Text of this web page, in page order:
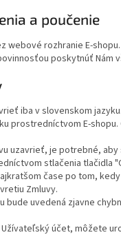
a poučenie
webové rozhranie E-shopu.
poskytnúť Nám
iba v slovenskom jazyku.
prostredníctvom E-
uzavrieť, je potrebné,
stlačenia tlačidla
čase po tom,
Zmluvy.
bude uvedená zjavne
účet, môžete